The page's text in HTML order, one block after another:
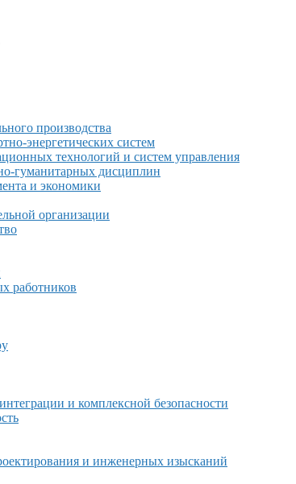
производства
энергетических систем
технологий и систем управления
гуманитарных дисциплин
и экономики
организации
работников
и комплексной безопасности
и инженерных изысканий